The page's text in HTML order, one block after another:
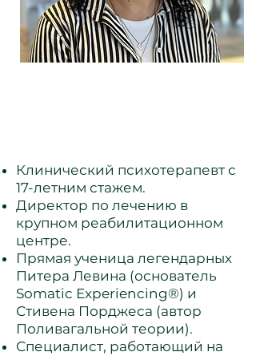
Клинический психотерапевт с
17-летним стажем.
Директор по лечению в
крупном реабилитационном
центре.
Прямая ученица легендарных
Питера Левина (основатель
Somatic Experiencing®) и
Стивена Порджеса (автор
Поливагальной теории).
Специалист, работающий на